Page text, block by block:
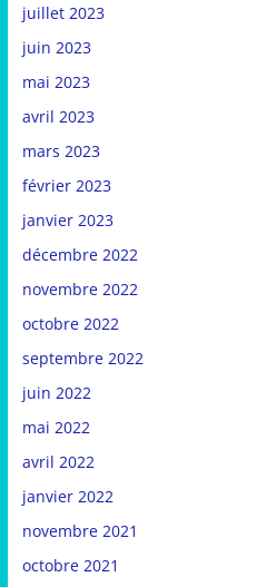
juillet 2023
juin 2023
mai 2023
avril 2023
mars 2023
février 2023
janvier 2023
décembre 2022
novembre 2022
octobre 2022
septembre 2022
juin 2022
mai 2022
avril 2022
janvier 2022
novembre 2021
octobre 2021